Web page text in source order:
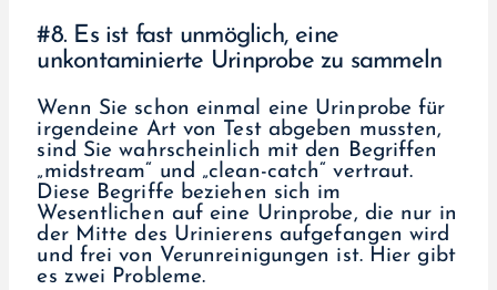
#8. Es ist fast unmöglich, eine
unkontaminierte Urinprobe zu sammeln
Wenn Sie schon einmal eine Urinprobe für
irgendeine Art von Test abgeben mussten,
sind Sie wahrscheinlich mit den Begriffen
„midstream“ und „clean-catch“ vertraut.
Diese Begriffe beziehen sich im
Wesentlichen auf eine Urinprobe, die nur in
der Mitte des Urinierens aufgefangen wird
und frei von Verunreinigungen ist. Hier gibt
es zwei Probleme.